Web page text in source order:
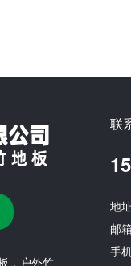
，户外竹
联
地
邮
手